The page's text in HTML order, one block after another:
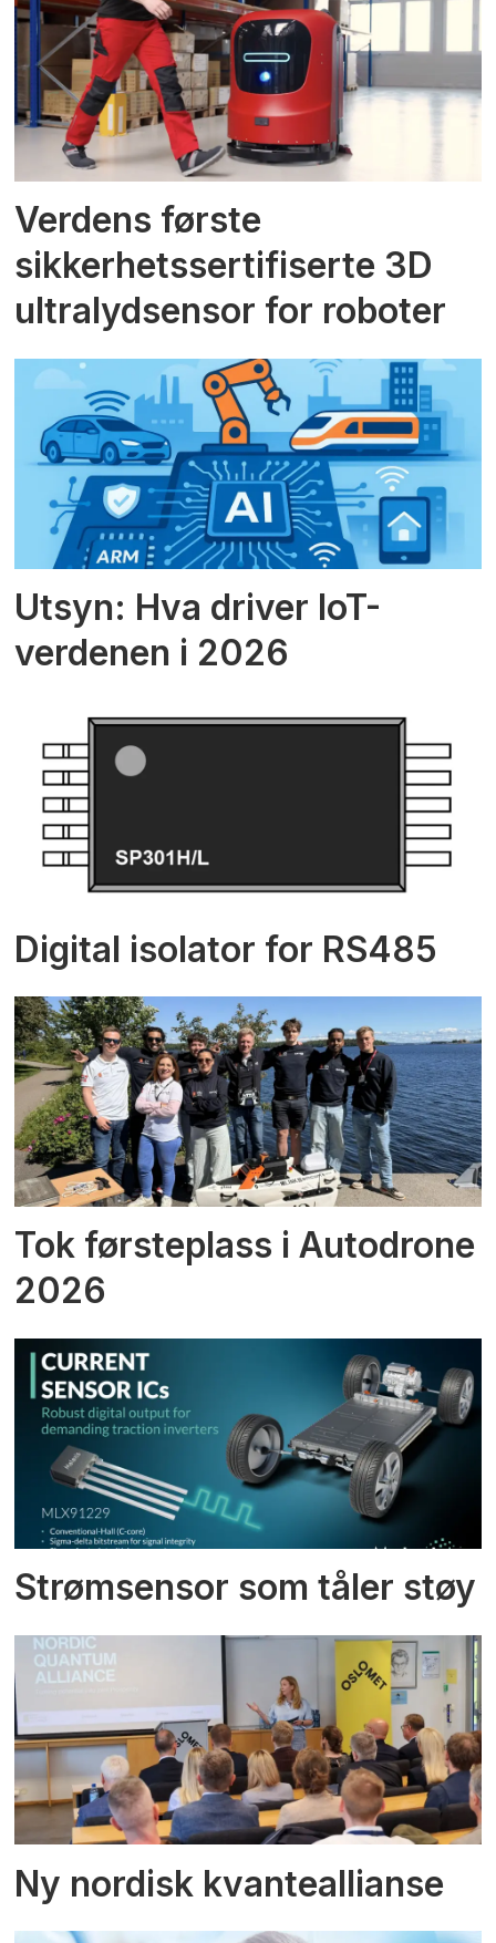
Verdens første
sikkerhetssertifiserte 3D
ultralydsensor for roboter
Utsyn: Hva driver IoT-
verdenen i 2026
Digital isolator for RS485
Tok førsteplass i Autodrone
2026
Strømsensor som tåler støy
Ny nordisk kvanteallianse